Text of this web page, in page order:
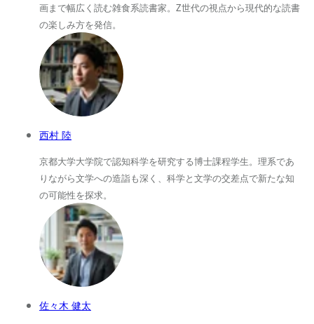
画まで幅広く読む雑食系読書家。Z世代の視点から現代的な読書
の楽しみ方を発信。
西村 陸
京都大学大学院で認知科学を研究する博士課程学生。理系であ
りながら文学への造詣も深く、科学と文学の交差点で新たな知
の可能性を探求。
佐々木 健太